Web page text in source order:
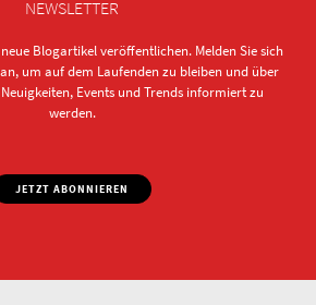
NEWSLETTER
Blogartikel veröffentlichen. Melden Sie sich
um auf dem Laufenden zu bleiben und über
Events und Trends informiert zu
werden.
JETZT ABONNIEREN